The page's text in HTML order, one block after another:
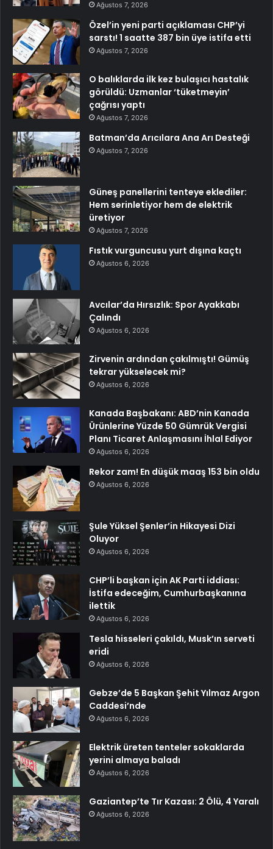
Ağustos 7, 2026
Özel’in yeni parti açıklaması CHP’yi
sarstı! 1 saatte 387 bin üye istifa etti
Ağustos 7, 2026
O balıklarda ilk kez bulaşıcı hastalık
görüldü: Uzmanlar ‘tüketmeyin’
çağrısı yaptı
Ağustos 7, 2026
Batman’da Arıcılara Ana Arı Desteği
Ağustos 7, 2026
Güneş panellerini tenteye eklediler:
Hem serinletiyor hem de elektrik
üretiyor
Ağustos 7, 2026
Fıstık vurguncusu yurt dışına kaçtı
Ağustos 6, 2026
Avcılar’da Hırsızlık: Spor Ayakkabı
Çalındı
Ağustos 6, 2026
Zirvenin ardından çakılmıştı! Gümüş
tekrar yükselecek mi?
Ağustos 6, 2026
Kanada Başbakanı: ABD’nin Kanada
Ürünlerine Yüzde 50 Gümrük Vergisi
Planı Ticaret Anlaşmasını İhlal Ediyor
Ağustos 6, 2026
Rekor zam! En düşük maaş 153 bin oldu
Ağustos 6, 2026
Şule Yüksel Şenler’in Hikayesi Dizi
Oluyor
Ağustos 6, 2026
CHP’li başkan için AK Parti iddiası:
İstifa edeceğim, Cumhurbaşkanına
ilettik
Ağustos 6, 2026
Tesla hisseleri çakıldı, Musk’ın serveti
eridi
Ağustos 6, 2026
Gebze’de 5 Başkan Şehit Yılmaz Argon
Caddesi’nde
Ağustos 6, 2026
Elektrik üreten tenteler sokaklarda
yerini almaya baladı
Ağustos 6, 2026
Gaziantep’te Tır Kazası: 2 Ölü, 4 Yaralı
Ağustos 6, 2026